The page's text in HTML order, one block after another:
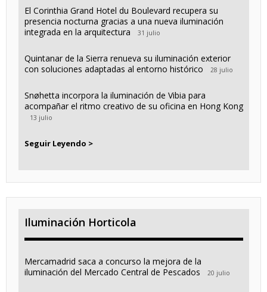
El Corinthia Grand Hotel du Boulevard recupera su
presencia nocturna gracias a una nueva iluminación
integrada en la arquitectura
31 julio
Quintanar de la Sierra renueva su iluminación exterior
con soluciones adaptadas al entorno histórico
28 julio
Snøhetta incorpora la iluminación de Vibia para
acompañar el ritmo creativo de su oficina en Hong Kong
13 julio
Seguir Leyendo >
Iluminación Horticola
Mercamadrid saca a concurso la mejora de la
iluminación del Mercado Central de Pescados
20 julio